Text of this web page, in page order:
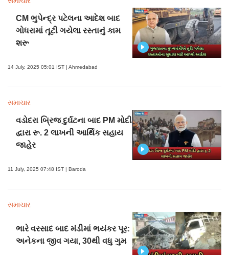
CM ભુપેન્દ્ર પટેલના આદેશ બાદ
ગોધરામાં તૂટી ગયેલા રસ્તાનું કામ
શરૂ
14 July, 2025 05:01 IST | Ahmedabad
સમાચાર
વડોદરા બ્રિજ દુર્ઘટના બાદ PM મોદી
દ્વારા રૂ. 2 લાખની આર્થિક સહાય
જાહેર
11 July, 2025 07:48 IST | Baroda
સમાચાર
ભારે વરસાદ બાદ મંડીમાં ભયંકર પૂર:
અનેકના જીવ ગયા, 30થી વધુ ગુમ